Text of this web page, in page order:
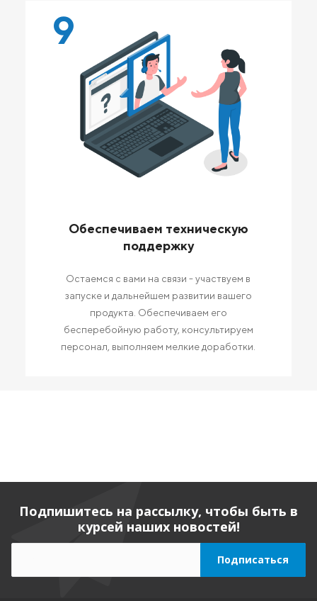
9
Обеспечиваем техническую
поддержку
Остаемся с вами на связи - участвуем в
запуске и дальнейшем развитии вашего
продукта. Обеспечиваем его
бесперебойную работу, консультируем
персонал, выполняем мелкие доработки.
Подпишитесь на рассылку, чтобы быть в
курсей наших новостей!